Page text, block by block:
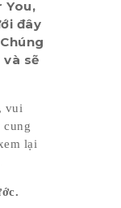
You,
đây
và sẽ
vui
cung
lại
.